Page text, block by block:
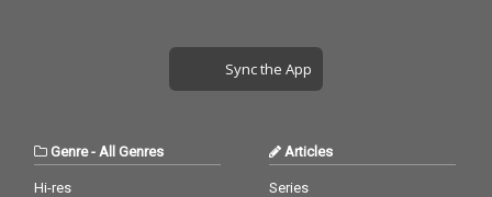
Sync the App
Genre- All Genres
Hi-res
Articles
Series